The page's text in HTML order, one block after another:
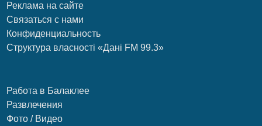
Реклама на сайте
Связаться с нами
Конфиденциальность
Структура власності «Дані FM 99.3»
Работа в Балаклее
Развлечения
Фото / Видео